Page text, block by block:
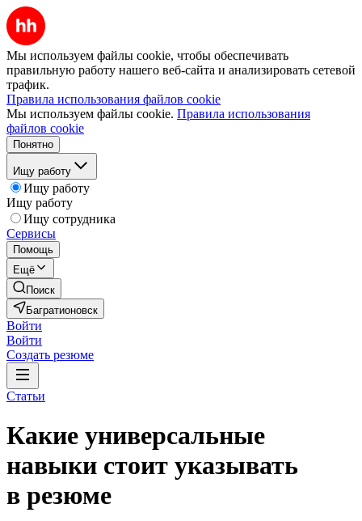
Мы используем файлы cookie, чтобы обеспечивать
правильную работу нашего веб-сайта и анализировать сетевой
трафик.
Правила использования файлов cookie
Мы используем файлы cookie. Правила использования
файлов cookie
Понятно
Ищу работу
Ищу работу
Ищу работу
Ищу сотрудника
Сервисы
Помощь
Ещё
Поиск
Багратионовск
Войти
Войти
Создать резюме
Статьи
Какие универсальные
навыки стоит указывать
в резюме